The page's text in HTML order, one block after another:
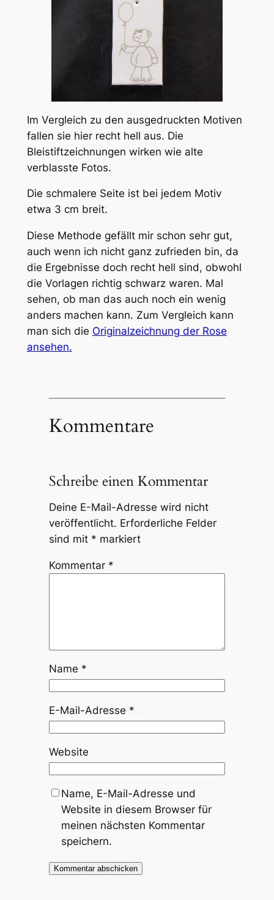
Im Vergleich zu den ausgedruckten Motiven
fallen sie hier recht hell aus. Die
Bleistiftzeichnungen wirken wie alte
verblasste Fotos.
Die schmalere Seite ist bei jedem Motiv
etwa 3 cm breit.
Diese Methode gefällt mir schon sehr gut,
auch wenn ich nicht ganz zufrieden bin, da
die Ergebnisse doch recht hell sind, obwohl
die Vorlagen richtig schwarz waren. Mal
sehen, ob man das auch noch ein wenig
anders machen kann. Zum Vergleich kann
man sich die Originalzeichnung der Rose
ansehen.
Kommentare
Schreibe einen Kommentar
Deine E-Mail-Adresse wird nicht
veröffentlicht. Erforderliche Felder
sind mit * markiert
Kommentar *
Name *
E-Mail-Adresse *
Website
Name, E-Mail-Adresse und
Website in diesem Browser für
meinen nächsten Kommentar
speichern.